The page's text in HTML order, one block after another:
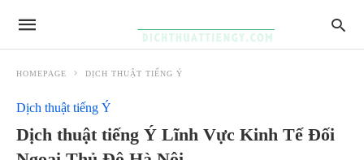
HOMEPAGE DỊCH THUẬT TIẾNG Ý
Dịch thuật tiếng Ý
Dịch thuật tiếng Ý Lĩnh Vực Kinh Tế Đối